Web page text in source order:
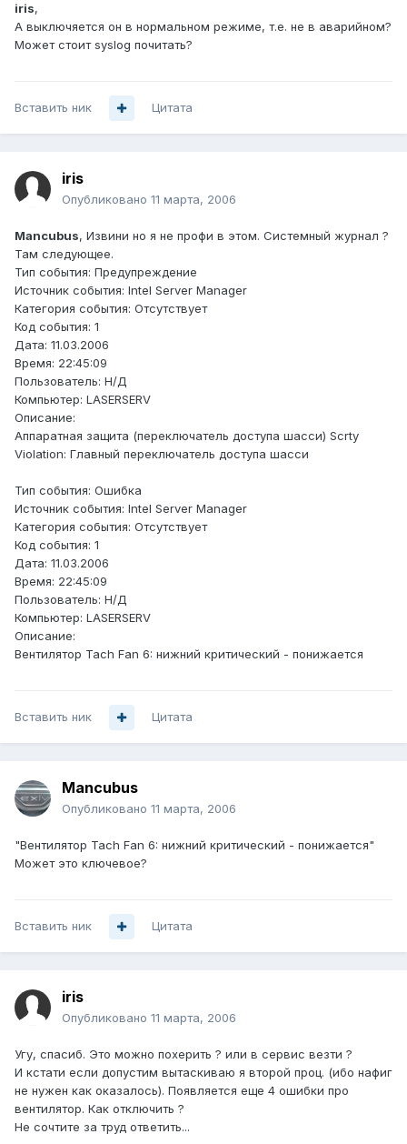
iris,
А выключяется он в нормальном режиме, т.е. не в аварийном?
Может стоит syslog почитать?
Вставить ник Цитата
iris
Опубликовано 11 марта, 2006
Mancubus, Извини но я не профи в этом. Системный журнал ?
Там следующее.
Тип события: Предупреждение
Источник события: Intel Server Manager
Категория события: Отсутствует
Код события: 1
Дата: 11.03.2006
Время: 22:45:09
Пользователь: Н/Д
Компьютер: LASERSERV
Описание:
Аппаратная защита (переключатель доступа шасси) Scrty
Violation: Главный переключатель доступа шасси
Тип события: Ошибка
Источник события: Intel Server Manager
Категория события: Отсутствует
Код события: 1
Дата: 11.03.2006
Время: 22:45:09
Пользователь: Н/Д
Компьютер: LASERSERV
Описание:
Вентилятор Tach Fan 6: нижний критический - понижается
Вставить ник Цитата
Mancubus
Опубликовано 11 марта, 2006
"Вентилятор Tach Fan 6: нижний критический - понижается"
Может это ключевое?
Вставить ник Цитата
iris
Опубликовано 11 марта, 2006
Угу, спасиб. Это можно похерить ? или в сервис везти ?
И кстати если допустим вытаскиваю я второй проц. (ибо нафиг
не нужен как оказалось). Появляется еще 4 ошибки про
вентилятор. Как отключить ?
Не сочтите за труд ответить...